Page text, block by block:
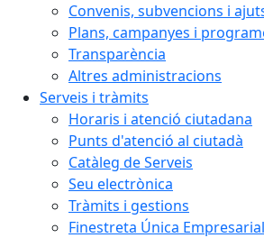
Convenis, subvencions i
Plans, campanyes i
Transparència
Altres administracions
Serveis i tràmits
Horaris i atenció ciutadana
Punts d'atenció al ciutadà
Catàleg de Serveis
Seu electrònica
Tràmits i gestions
Finestreta Única